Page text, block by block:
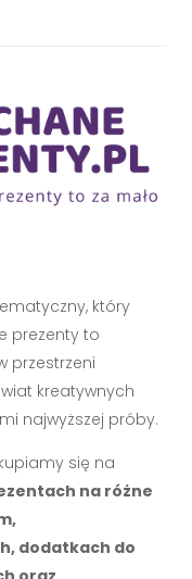
który
prezenty to
przestrzeni
kreatywnych
najwyższej próby.
się na
na różne
dodatkach do